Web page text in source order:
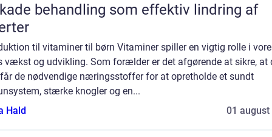
behandling som effektiv lindring af
til vitaminer til børn Vitaminer spiller en vigtig rolle i
vækst og udvikling. Som forælder er det afgørende at sikre, at
de nødvendige næringsstoffer for at opretholde et sundt
stærke knogler og en...
Hald
01 august